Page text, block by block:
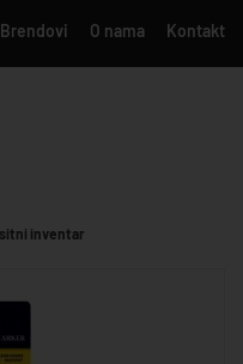
Brendovi O nama Kontakt
inventar